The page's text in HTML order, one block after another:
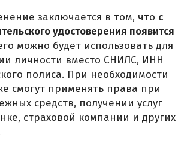
заключается в том, что с
удостоверения появится
можно будет использовать для
личности вместо СНИЛС, ИНН
полиса. При необходимости
смогут применять права при
средств, получении услуг
страховой компании и других